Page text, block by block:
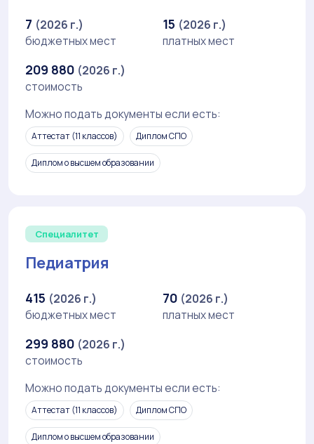
7 (2026 г.)
бюджетных мест
15 (2026 г.)
платных мест
209 880 (2026 г.)
стоимость
Можно подать документы если есть:
Аттестат (11 классов) Диплом СПО
Диплом о высшем образовании
Специалитет
Педиатрия
415 (2026 г.)
бюджетных мест
70 (2026 г.)
платных мест
299 880 (2026 г.)
стоимость
Можно подать документы если есть:
Аттестат (11 классов) Диплом СПО
Диплом о высшем образовании